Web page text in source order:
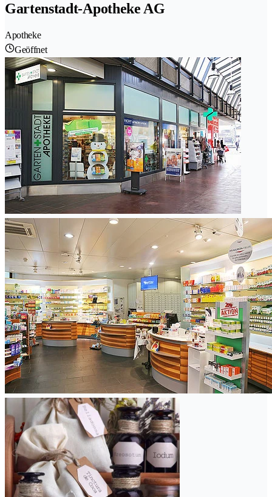
Gartenstadt-Apotheke AG
Apotheke
Geöffnet